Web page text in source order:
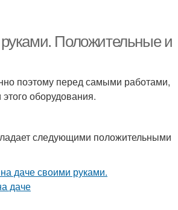
Положительные и
поэтому перед самыми работами,
оборудования.
следующими положительными